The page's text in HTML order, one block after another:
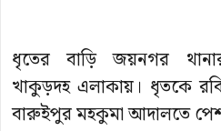
ধৃতের বাড়ি জয়নগর
খাকুড়দহ এলাকায়। ধৃতকে
বারুইপুর মহকুমা আদালতে